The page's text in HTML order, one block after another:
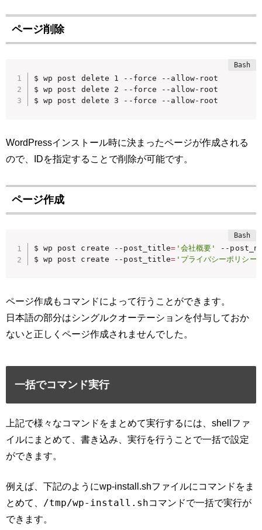
ページ削除
$ wp post delete 1 --force --allow-root
$ wp post delete 2 --force --allow-root
$ wp post delete 3 --force --allow-root
WordPressインストール時に決まったページが作成される
ので、IDを指定することで削除が可能です。
ページ作成
$ wp post create --post_title= '会社概要'
--
$ wp post create --post_title= 'プライバシーポリシー'
ページ作成もコマンドによって行うことができます。
日本語の部分はシングルクオーテーションを付与しておか
ないと正しくページ作成されませんでした。
一括でコマンド実行
上記で様々なコマンドをまとめて実行するには、shellファ
イルにまとめて、書き込み、実行を行うことで一括で設定
ができます。
例えば、下記のようにwp-install.shファイルにコマンドをま
とめて、 /tmp/wp-install.shコマンドで一括で実行が
できます。